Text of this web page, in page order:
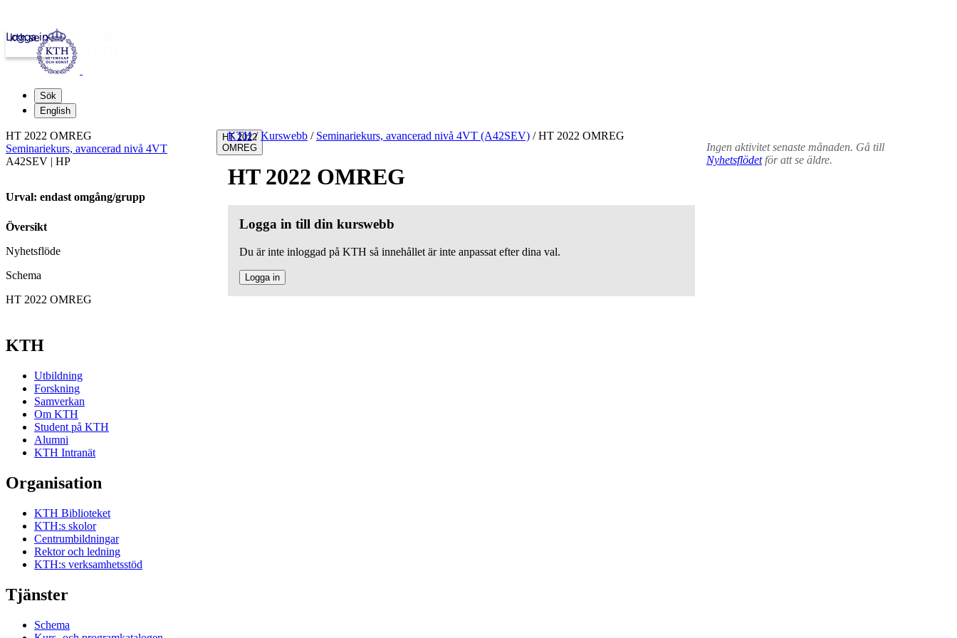
kth.se
Logga in
Sök
English
HT 2022
OMREG
KTH / Kurswebb / Seminariekurs, avancerad nivå 4VT (A42SEV) /HT 2022 OMREG
HT 2022 OMREG
Logga in till din kurswebb
Du är inte inloggad på KTH så innehållet är inte anpassat efter dina val.
Logga in
Ingen aktivitet senaste månaden. Gå till
Nyhetsflödetför att se äldre.
HT 2022 OMREG
Seminariekurs, avancerad nivå 4VT
A42SEV | HP
Urval: endast omgång/grupp
Översikt
Nyhetsflöde
Schema
HT 2022 OMREG
KTH
Utbildning
Forskning
Samverkan
Om KTH
Student på KTH
Alumni
KTH Intranät
Organisation
KTH Biblioteket
KTH:s skolor
Centrumbildningar
Rektor och ledning
KTH:s verksamhetsstöd
Tjänster
Schema